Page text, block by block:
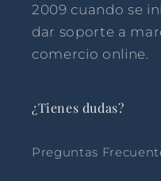
2009 cuando se
dar soporte a
comercio online.
¿Tienes dudas?
Preguntas